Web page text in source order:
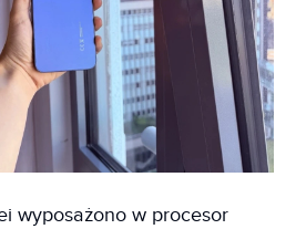
wyposażono w procesor